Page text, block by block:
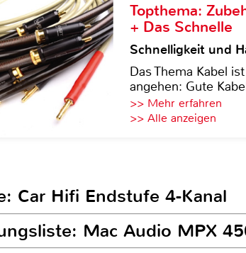
Topthema:
+ Das Schnelle
Schnelligkeit und
Das Thema Kabel
angehen: Gute
>> Mehr erfahren
>> Alle anzeigen
Car Hifi Endstufe 4-Kanal
Mac Audio MPX